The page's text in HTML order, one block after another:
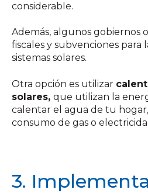
considerable.
Además, algunos gobiernos
fiscales y subvenciones para
sistemas solares.
Otra opción es utilizar
solares, que utilizan la
calentar el agua de tu
consumo de gas o
3.